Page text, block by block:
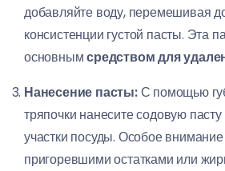
добавляйте воду, перемешивая
консистенции густой пасты. Эта
основнымсредством для
Нанесение пасты:С помощью
тряпочки нанесите содовую
участки посуды. Особое
пригоревшими остатками или